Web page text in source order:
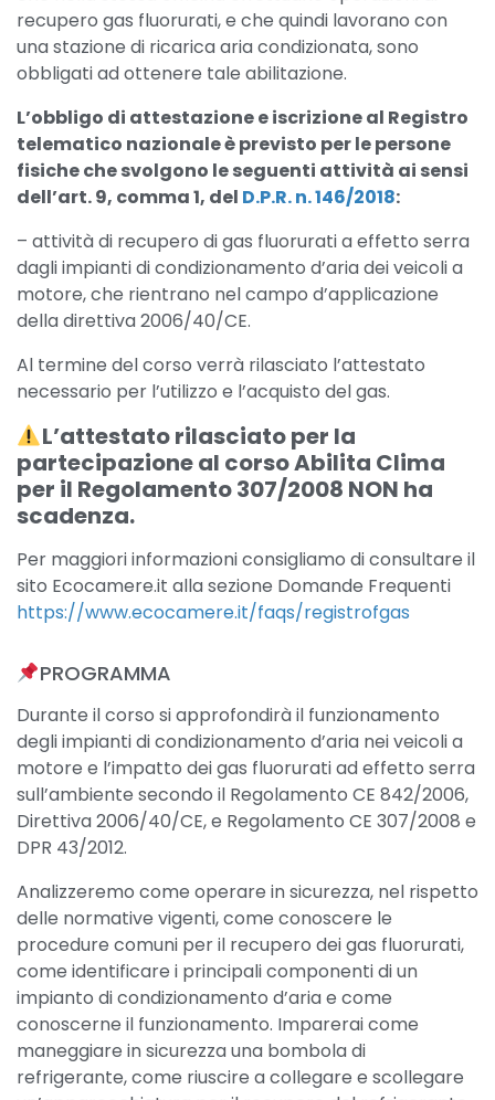
recupero gas fluorurati, e che quindi lavorano con
una stazione di ricarica aria condizionata, sono
obbligati ad ottenere tale abilitazione.
L’obbligo di attestazione e iscrizione al Registro
telematico nazionale è previsto per le persone
fisiche che svolgono le seguenti attività ai sensi
dell’art. 9, comma 1, del D.P.R. n. 146/2018:
– attività di recupero di gas fluorurati a effetto serra
dagli impianti di condizionamento d’aria dei veicoli a
motore, che rientrano nel campo d’applicazione
della direttiva 2006/40/CE.
Al termine del corso verrà rilasciato l’attestato
necessario per l’utilizzo e l’acquisto del gas.
L’attestato rilasciato per la
partecipazione al corso Abilita Clima
per il Regolamento 307/2008 NON ha
scadenza. ​
Per maggiori informazioni consigliamo di consultare il
sito Ecocamere.it alla sezione Domande Frequenti
https://www.ecocamere.it/faqs/registrofgas
PROGRAMMA
Durante il corso si approfondirà il funzionamento
degli impianti di condizionamento d’aria nei veicoli a
motore e l’impatto dei gas fluorurati ad effetto serra
sull’ambiente secondo il Regolamento CE 842/2006,
Direttiva 2006/40/CE, e Regolamento CE 307/2008 e
DPR 43/2012.
Analizzeremo come operare in sicurezza, nel rispetto
delle normative vigenti, come conoscere le
procedure comuni per il recupero dei gas fluorurati,
come identificare i principali componenti di un
impianto di condizionamento d’aria e come
conoscerne il funzionamento. Imparerai come
maneggiare in sicurezza una bombola di
refrigerante, come riuscire a collegare e scollegare